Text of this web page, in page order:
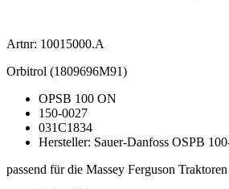
Artnr: 10015000.A
Orbitrol (1809696M91)
OPSB 100 ON
150-0027
031C1834
Hersteller: Sauer-Danfoss OSPB
passend für die Massey Ferguson Traktoren